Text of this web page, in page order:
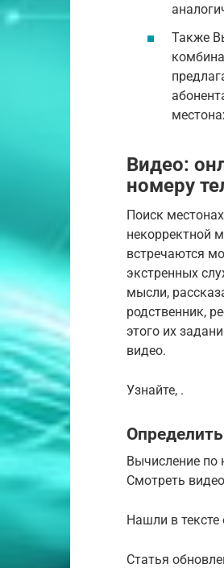
Также
Видео:
номеру
Поиск
некорректной
встречаются
экстренных
мысли,
родственник,
этого их
видео.
Узнайте, .
Вычисление по
Смотреть видео
Нашли в
Статья